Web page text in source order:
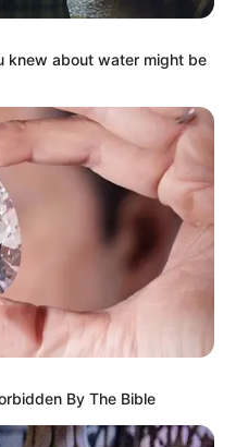
knew about water might be
By The Bible